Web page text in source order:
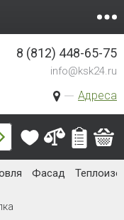
Адреса
8 (812) 448-65-75
info@ksk24.ru
Фасад